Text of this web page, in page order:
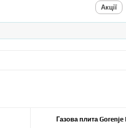
Акції
Газова плита Gorenje